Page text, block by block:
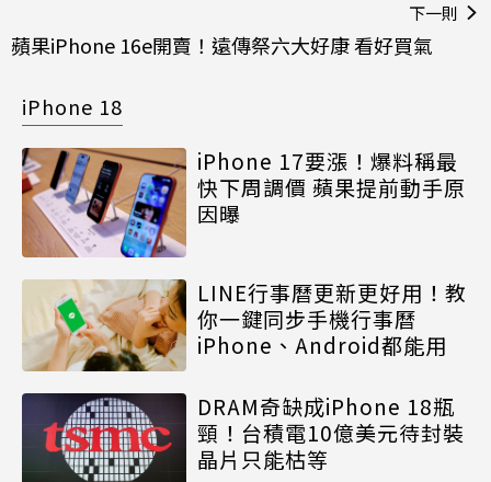
下一則
蘋果iPhone 16e開賣！遠傳祭六大好康 看好買氣
iPhone 18
iPhone 17要漲！爆料稱最
快下周調價 蘋果提前動手原
因曝
LINE行事曆更新更好用！教
你一鍵同步手機行事曆
iPhone、Android都能用
DRAM奇缺成iPhone 18瓶
頸！台積電10億美元待封裝
晶片只能枯等